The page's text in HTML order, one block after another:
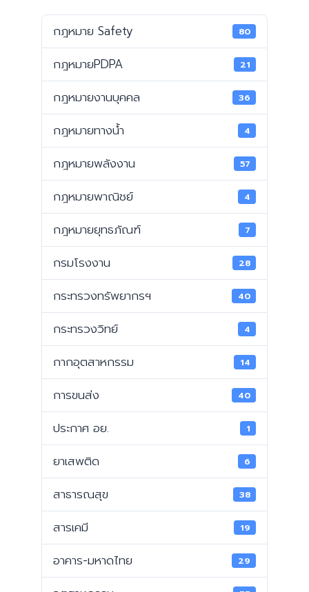
กฎหมาย Safety 80
กฎหมายPDPA 21
กฎหมายงานบุคคล 36
กฎหมายทางน้ำ 4
กฎหมายพลังงาน 57
กฎหมายพาณิชย์ 4
กฎหมายยุทธภัณฑ์ 7
กรมโรงงาน 28
กระทรวงทรัพยากรฯ 40
กระทรวงวิทย์ 4
กากอุตสาหกรรม 14
การขนส่ง 40
ประกาศ อย. 1
ยาเสพติด 6
สาธารณสุข 38
สารเคมี 19
อาคาร-มหาดไทย 29